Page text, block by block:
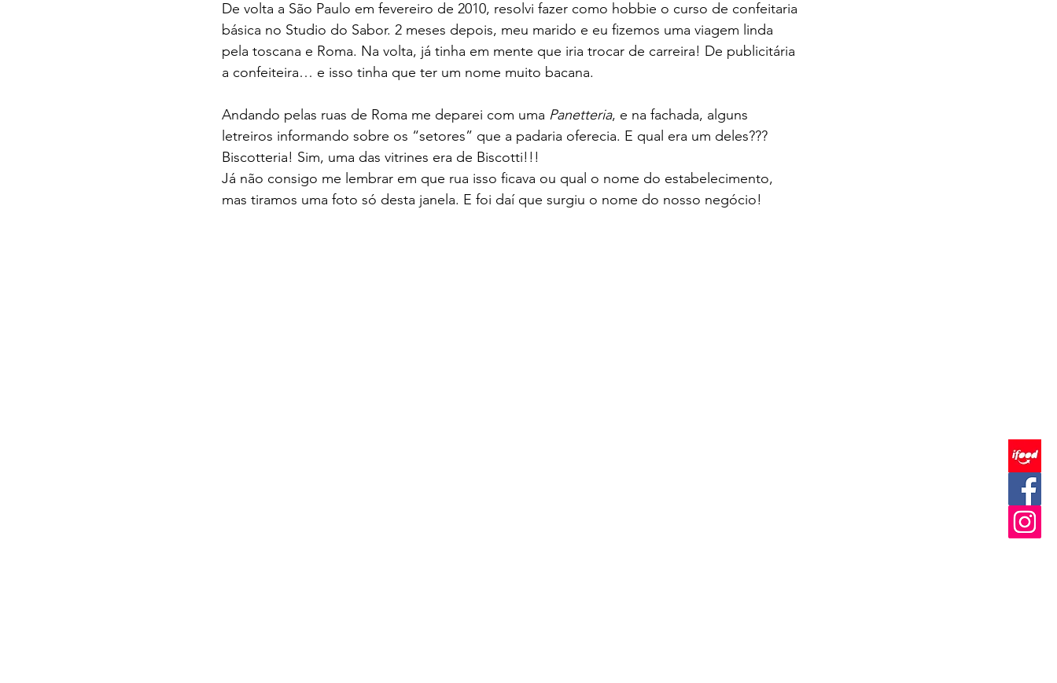
De volta a São Paulo em fevereiro de 2010, resolvi fazer como hobbie o curso de confeitaria
básica no Studio do Sabor. 2 meses depois, meu marido e eu fizemos uma viagem linda
pela toscana e Roma. Na volta, já tinha em mente que iria trocar de carreira! De publicitária
a confeiteira… e isso tinha que ter um nome muito bacana.
Andando pelas ruas de Roma me deparei com uma Panetteria, e na fachada, alguns
letreiros informando sobre os “setores” que a padaria oferecia. E qual era um deles???
Biscotteria! Sim, uma das vitrines era de Biscotti!!!
Já não consigo me lembrar em que rua isso ficava ou qual o nome do estabelecimento,
mas tiramos uma foto só desta janela. E foi daí que surgiu o nome do nosso negócio!